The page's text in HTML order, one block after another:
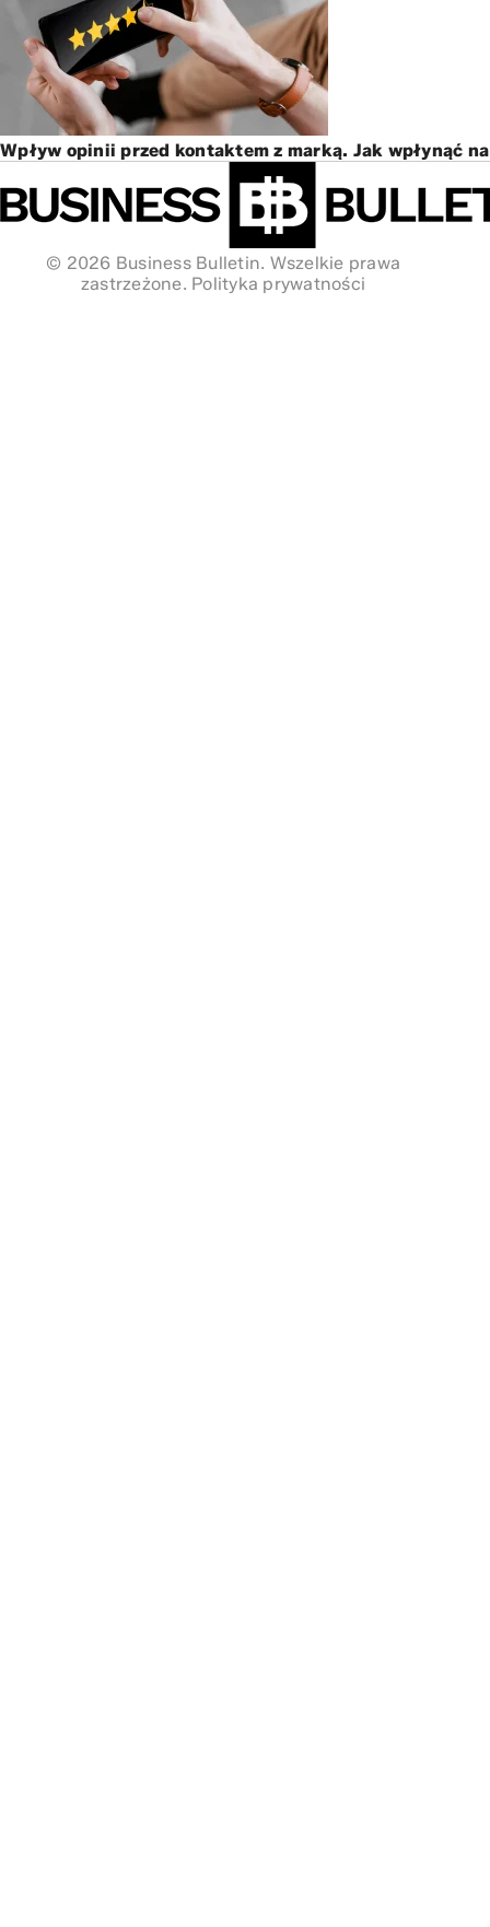
Wpływ opinii przed kontaktem z marką. Jak wpłynąć
© 2026 Business Bulletin. Wszelkie prawa
zastrzeżone. Polityka prywatności